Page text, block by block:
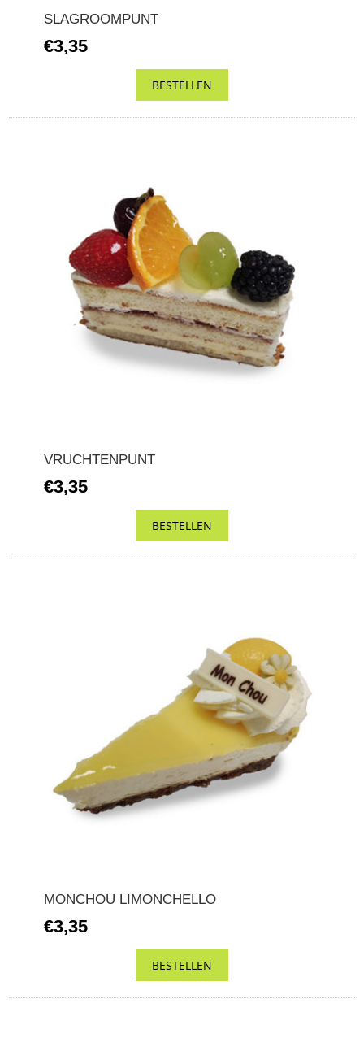
SLAGROOMPUNT
€3,35
VRUCHTENPUNT
€3,35
MONCHOU LIMONCHELLO
€3,35